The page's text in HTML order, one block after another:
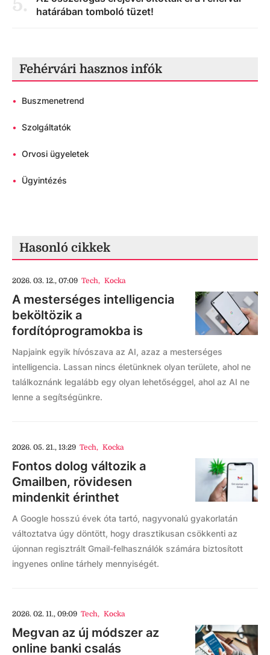
5.
határában tomboló tüzet!
Fehérvári hasznos infók
• Buszmenetrend
• Szolgáltatók
• Orvosi ügyeletek
• Ügyintézés
Hasonló cikkek
2026. 03. 12., 07:09 Tech, Kocka
A mesterséges intelligencia
beköltözik a
fordítóprogramokba is
Napjaink egyik hívószava az AI, azaz a mesterséges
intelligencia. Lassan nincs életünknek olyan területe, ahol ne
találkoznánk legalább egy olyan lehetőséggel, ahol az AI ne
lenne a segítségünkre.
2026. 05. 21., 13:29 Tech, Kocka
Fontos dolog változik a
Gmailben, rövidesen
mindenkit érinthet
A Google hosszú évek óta tartó, nagyvonalú gyakorlatán
változtatva úgy döntött, hogy drasztikusan csökkenti az
újonnan regisztrált Gmail-felhasználók számára biztosított
ingyenes online tárhely mennyiségét.
2026. 02. 11., 09:09 Tech, Kocka
Megvan az új módszer az
online banki csalás